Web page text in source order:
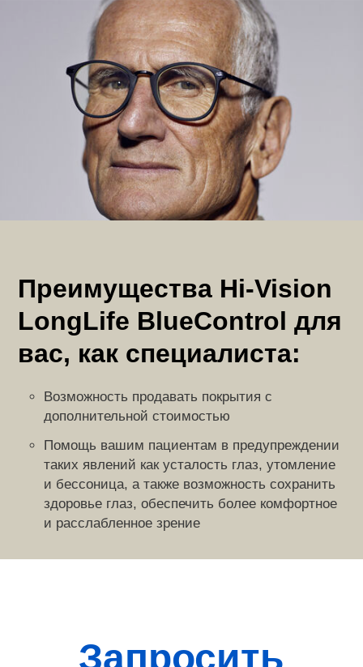
Преимущества Hi-Vision
LongLife BlueControl для
вас, как специалиста:
Возможность продавать покрытия с
дополнительной стоимостью
Помощь вашим пациентам в предупреждении
таких явлений как усталость глаз, утомление
и бессоница, а также возможность сохранить
здоровье глаз, обеспечить более комфортное
и расслабленное зрение
Запросить